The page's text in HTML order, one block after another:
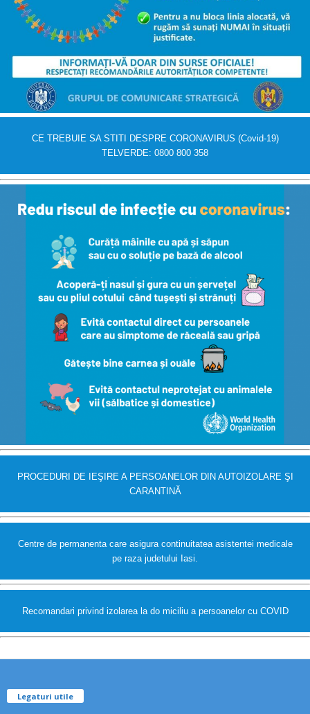
CE TREBUIE SA STITI DESPRE CORONAVIRUS (Covid-19)
TELVERDE: 0800 800 358
PROCEDURI DE IEŞIRE A PERSOANELOR DIN AUTOIZOLARE ŞI
CARANTINĂ
Centre de permanenta care asigura continuitatea asistentei medicale
pe raza judetului Iasi.
Recomandari privind izolarea la do miciliu a persoanelor cu COVID
Legaturi utile